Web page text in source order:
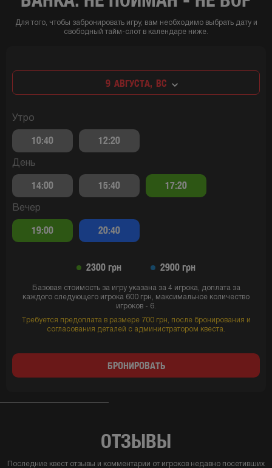
Для того, чтобы забронировать игру, вам необходимо выбрать дату и
свободный тайм-слот в календаре ниже.
9 АВГУСТА, ВС
Утро
10:40 12:20
День
14:00 15:40 17:20
Вечер
19:00 20:40
2300 грн 2900 грн
Базовая стоимость за игру указана за 4 игрока, доплата за
каждого следующего игрока 600 грн, максимальное количество
игроков - 6.
Требуется предоплата в размере 700 грн, после бронирования и
согласования деталей с администратором квеста.
БРОНИРОВАТЬ
ОТЗЫВЫ
Последние квест отзывы и комментарии от игроков недавно посетивших